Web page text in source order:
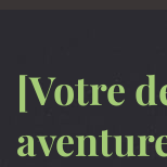
[Votre